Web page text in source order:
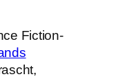
Fiction-